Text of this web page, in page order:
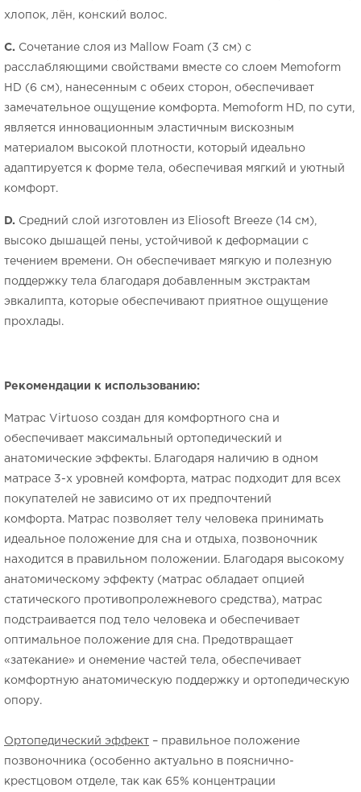
хлопок, лён, конский волос.
С. Сочетание слоя из Mallow Foam (3 см) с
расслабляющими свойствами вместе со слоем Memoform
HD (6 см), нанесенным с обеих сторон, обеспечивает
замечательное ощущение комфорта. Memoform HD, по сути,
является инновационным эластичным вискозным
материалом высокой плотности, который идеально
адаптируется к форме тела, обеспечивая мягкий и уютный
комфорт.
D. Средний слой изготовлен из Eliosoft Breeze (14 см),
высоко дышащей пены, устойчивой к деформации с
течением времени. Он обеспечивает мягкую и полезную
поддержку тела благодаря добавленным экстрактам
эвкалипта, которые обеспечивают приятное ощущение
прохлады.
Рекомендации к использованию:
Матрас Virtuoso создан для комфортного сна и
обеспечивает максимальный ортопедический и
анатомические эффекты. Благодаря наличию в одном
матрасе 3-х уровней комфорта, матрас подходит для всех
покупателей не зависимо от их предпочтений
комфорта. Матрас позволяет телу человека принимать
идеальное положение для сна и отдыха, позвоночник
находится в правильном положении. Благодаря высокому
анатомическому эффекту (матрас обладает опцией
статического противопролежневого средства), матрас
подстраивается под тело человека и обеспечивает
оптимальное положение для сна. Предотвращает
«затекание» и онемение частей тела, обеспечивает
комфортную анатомическую поддержку и ортопедическую
опору.
Ортопедический эффект – правильное положение
позвоночника (особенно актуально в пояснично-
крестцовом отделе, так как 65% концентрации